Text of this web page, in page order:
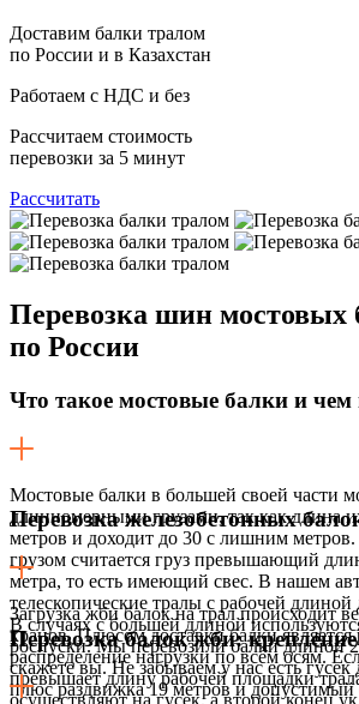
Доставим балки тралом
по России и в Казахстан
Работаем с НДС и без
Рассчитаем стоимость
перевозки за 5 минут
Рассчитать
Перевозка шин мостовых
по России
Что такое мостовые балки и чем
Мостовые балки в большей своей части
длинномерными грузами, так как длина
метров и доходит до 30 с лишним
грузом считается груз превышающий
метра, то есть имеющий свес. В нашем
телескопические тралы с рабочей
В случаях с большей длиной
роспуски. Мы перевозили балки длиной
скажете вы. Не забываем у нас есть
плюс раздвижка 19 метров и допустимый
Перевозка железобетонных
Загрузка жби балок на трал происходит
кранов. Плюсом доставки балки является
распределение нагрузки по всем осям.
превышает длину рабочей площадки
осуществляют на гусек, а второй конец
Перевозка балок жби: крепление